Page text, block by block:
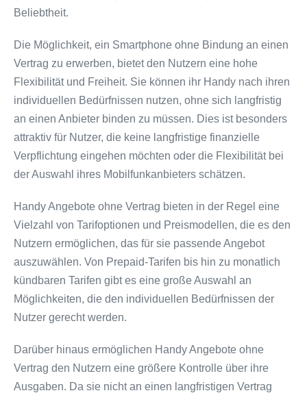
Beliebtheit.
Die Möglichkeit, ein Smartphone ohne Bindung an einen
Vertrag zu erwerben, bietet den Nutzern eine hohe
Flexibilität und Freiheit. Sie können ihr Handy nach ihren
individuellen Bedürfnissen nutzen, ohne sich langfristig
an einen Anbieter binden zu müssen. Dies ist besonders
attraktiv für Nutzer, die keine langfristige finanzielle
Verpflichtung eingehen möchten oder die Flexibilität bei
der Auswahl ihres Mobilfunkanbieters schätzen.
Handy Angebote ohne Vertrag bieten in der Regel eine
Vielzahl von Tarifoptionen und Preismodellen, die es den
Nutzern ermöglichen, das für sie passende Angebot
auszuwählen. Von Prepaid-Tarifen bis hin zu monatlich
kündbaren Tarifen gibt es eine große Auswahl an
Möglichkeiten, die den individuellen Bedürfnissen der
Nutzer gerecht werden.
Darüber hinaus ermöglichen Handy Angebote ohne
Vertrag den Nutzern eine größere Kontrolle über ihre
Ausgaben. Da sie nicht an einen langfristigen Vertrag